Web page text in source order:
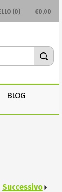
Successivo
(0) €0,00
BLOG